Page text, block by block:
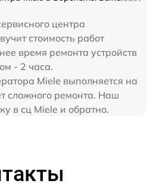
центра
стоимость работ
время ремонта устройств
- 2 часа.
Miele выполняется на
сложного ремонта. Наш
в сц Miele и обратно.